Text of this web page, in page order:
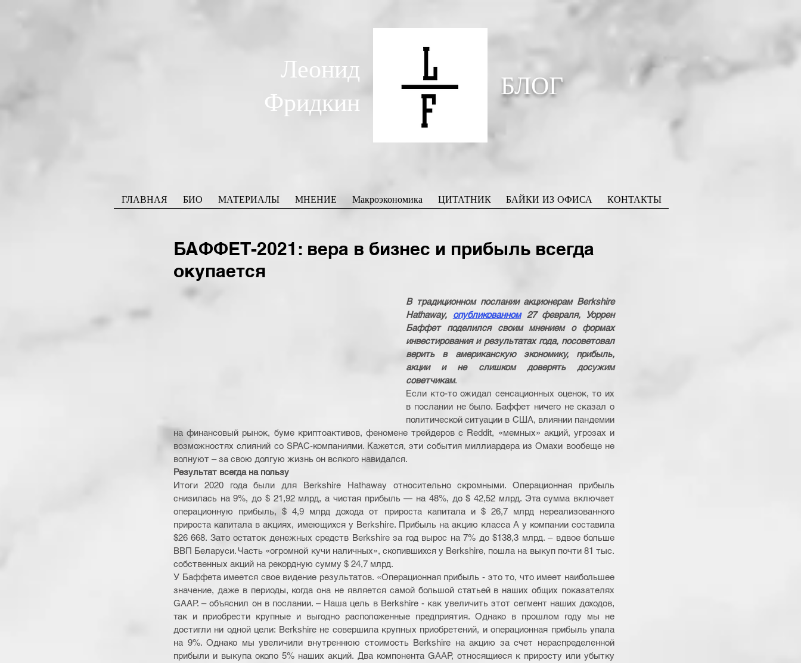
Леонид
Фридкин
БЛОГ
ГЛАВНАЯ БИО МАТЕРИАЛЫ МНЕНИЕ Макроэкономика ЦИТАТНИК БАЙКИ ИЗ ОФИСА КОНТАКТЫ
БАФФЕТ-2021: вера в бизнес и прибыль всегда
окупается
В традиционном послании акционерам Berkshire
Hathaway, опубликованном 27 февраля, Уоррен
Баффет поделился своим мнением о формах
инвестирования и результатах года, посоветовал
верить в американскую экономику, прибыль,
акции и не слишком доверять досужим
советчикам.
Если кто-то ожидал сенсационных оценок, то их
в послании не было. Баффет ничего не сказал о
политической ситуации в США, влиянии пандемии
на финансовый рынок, буме криптоактивов, феномене трейдеров с Reddit, «мемных» акций, угрозах и
возможностях слияний со SPAC-компаниями. Кажется, эти события миллиардера из Омахи вообеще не
волнуют – за свою долгую жизнь он всякого навидался.
Результат всегда на пользу
Итоги 2020 года были для Berkshire Hathaway относительно скромными. Операционная прибыль
снизилась на 9%, до $ 21,92 млрд, а чистая прибыль — на 48%, до $ 42,52 млрд. Эта сумма включает
операционную прибыль, $ 4,9 млрд дохода от прироста капитала и $ 26,7 млрд нереализованного
прироста капитала в акциях, имеющихся у Berkshire. Прибыль на акцию класса А у компании составила
$26 668. Зато остаток денежных средств Berkshire за год вырос на 7% до $138,3 млрд. – вдвое больше
ВВП Беларуси. Часть «огромной кучи наличных», скопившихся у Berkshire, пошла на выкуп почти 81 тыс.
собственных акций на рекордную сумму $ 24,7 млрд.
У Баффета имеется свое видение результатов. «Операционная прибыль - это то, что имеет наибольшее
значение, даже в периоды, когда она не является самой большой статьей в наших общих показателях
GAAP. – объяснил он в послании. – Наша цель в Berkshire - как увеличить этот сегмент наших доходов,
так и приобрести крупные и выгодно расположенные предприятия. Однако в прошлом году мы не
достигли ни одной цели: Berkshire не совершила крупных приобретений, и операционная прибыль упала
на 9%. Однако мы увеличили внутреннюю стоимость Berkshire на акцию за счет нераспределенной
прибыли и выкупа около 5% наших акций. Два компонента GAAP, относящиеся к приросту или убытку